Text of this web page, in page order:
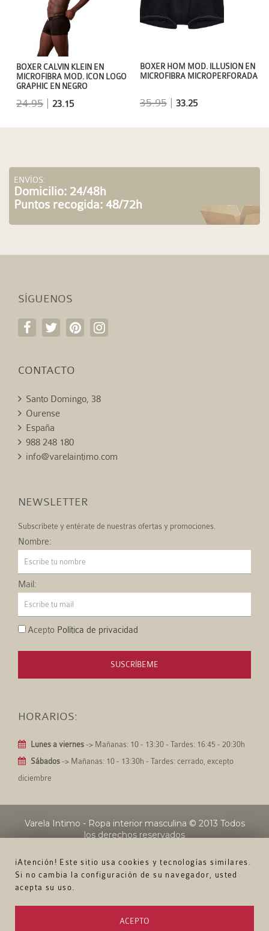
¡Atención! Este sitio usa cookies y tecnologías similares.
Si no cambia la configuración de su navegador, usted
acepta su uso.
ACEPTO
BOXER HOM MOD. ILLUSION EN
MICROFIBRA MICROPERFORADA
35.95| 33.25
BOXER CALVIN KLEIN EN
MICROFIBRA MOD. ICON LOGO
GRAPHIC EN NEGRO
24.95 |23.15
ENVÍOS:
Domicilio: 24/48h
Puntos recogida: 48/72h
SÍGUENOS
CONTACTO
Santo Domingo, 38
Ourense
España
988 248 180
info@varelaintimo.com
NEWSLETTER
Subscríbete y entérate de nuestras ofertas y promociones.
Nombre:
Mail:
Acepto Política de privacidad
SUSCRÍBEME
HORARIOS:
Lunes a viernes -> Mañanas: 10 - 13:30 - Tardes: 16:45 - 20:30h
Sábados -> Mañanas: 10 - 13:30h - Tardes: cerrado, excepto
diciembre
Varela Intimo - Ropa interior masculina © 2013 Todos
los derechos reservados